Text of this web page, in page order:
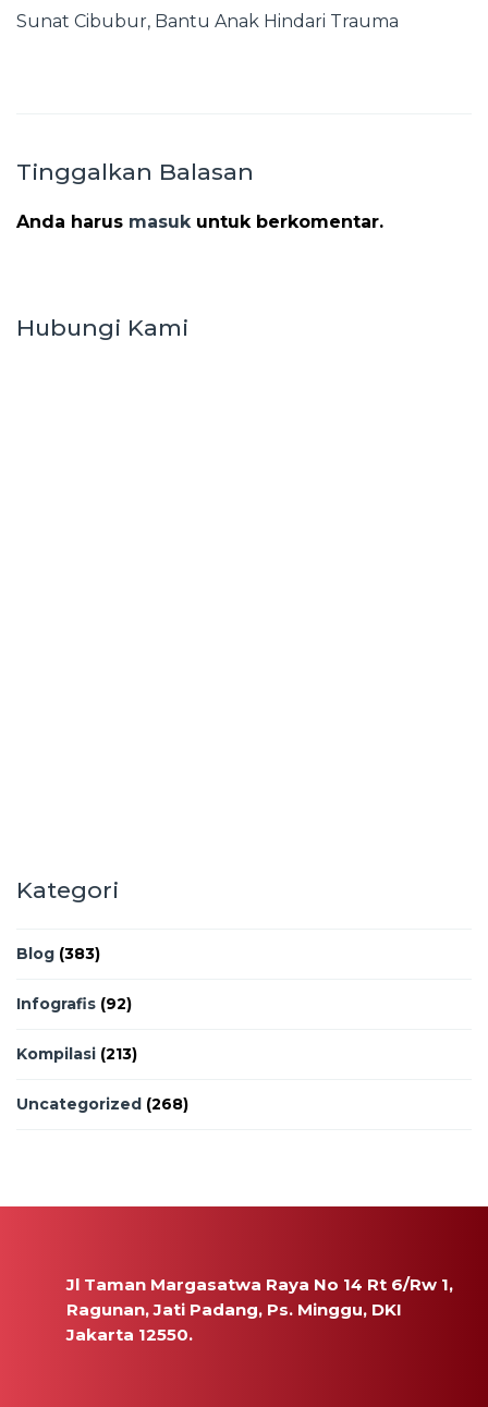
Sunat Cibubur, Bantu Anak Hindari Trauma
Tinggalkan Balasan
Anda harus masukuntuk berkomentar.
Hubungi Kami
Kategori
Blog (383)
Infografis (92)
Kompilasi (213)
Uncategorized (268)
Jl Taman Margasatwa Raya No 14 Rt 6/Rw 1,
Ragunan, Jati Padang, Ps. Minggu, DKI
Jakarta 12550.